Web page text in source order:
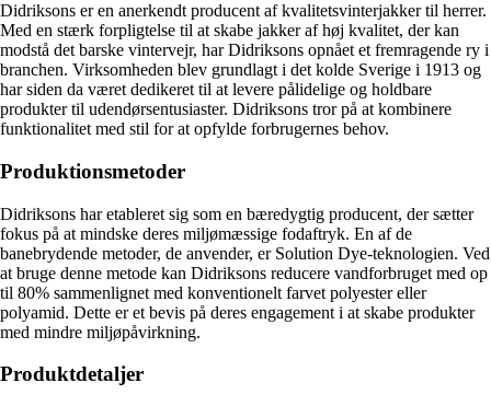
Didriksons er en anerkendt producent af kvalitetsvinterjakker til herrer.
Med en stærk forpligtelse til at skabe jakker af høj kvalitet, der kan
modstå det barske vintervejr, har Didriksons opnået et fremragende ry i
branchen. Virksomheden blev grundlagt i det kolde Sverige i 1913 og
har siden da været dedikeret til at levere pålidelige og holdbare
produkter til udendørsentusiaster. Didriksons tror på at kombinere
funktionalitet med stil for at opfylde forbrugernes behov.
Produktionsmetoder
Didriksons har etableret sig som en bæredygtig producent, der sætter
fokus på at mindske deres miljømæssige fodaftryk. En af de
banebrydende metoder, de anvender, er Solution Dye-teknologien. Ved
at bruge denne metode kan Didriksons reducere vandforbruget med op
til 80% sammenlignet med konventionelt farvet polyester eller
polyamid. Dette er et bevis på deres engagement i at skabe produkter
med mindre miljøpåvirkning.
Produktdetaljer